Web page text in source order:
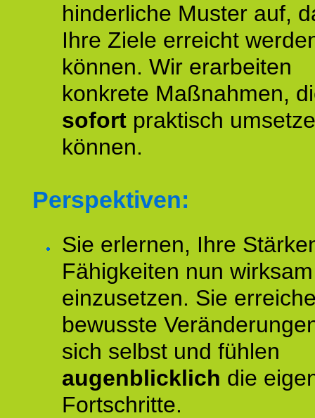
hinderliche Muster auf,
Ihre Ziele erreicht
können. Wir erarbeiten
konkrete Maßnahmen,
sofort praktisch
können.
Perspektiven:
Sie erlernen, Ihre
Fähigkeiten nun wirksam
einzusetzen. Sie
bewusste
sich selbst und fühlen
augenblicklich die
Fortschritte.